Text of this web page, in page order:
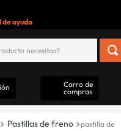
ayuda
Carro de
compras
Pastillas de freno
pastilla de